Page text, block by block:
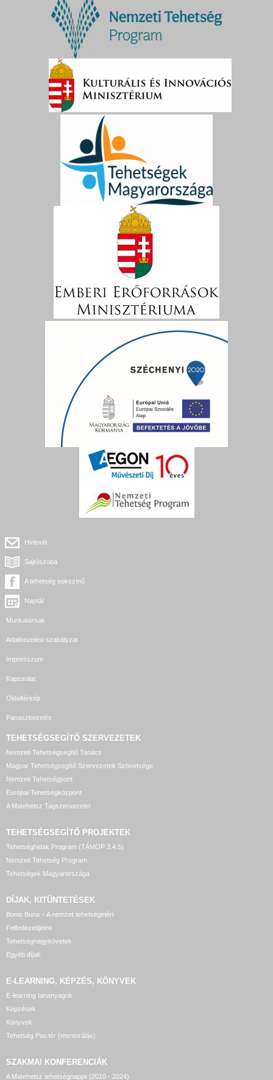
Hírlevél
Sajtószoba
A tehetség sokszínű
Naptár
Munkatársak
Adatkezelési szabályzat
Impresszum
Kapcsolat
Oldaltérkép
Panaszkezelés
TEHETSÉGSEGÍTŐ SZERVEZETEK
Nemzeti Tehetségsegítő Tanács
Magyar Tehetségsegítő Szervezetek Szövetsége
Nemzeti Tehetségpont
Európai Tehetségközpont
A Matehetsz Tagszervezetei
TEHETSÉGSEGÍTŐ PROJEKTEK
Tehetséghidak Program (TÁMOP 3.4.5)
Nemzeti Tehetség Program
Tehetségek Magyarországa
DÍJAK, KITÜNTETÉSEK
Bonis Bona – A nemzet tehetségeiért
Felfedezettjeink
Tehetségnagykövetek
Egyéb díjak
E-LEARNING, KÉPZÉS, KÖNYVEK
E-learning tananyagok
Képzések
Könyvek
Tehetség Piactér (mentorálás)
SZAKMAI KONFERENCIÁK
A Matehetsz tehetségnapjai (2010 - 2024)